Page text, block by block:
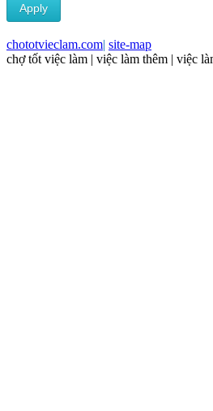
chototvieclam.com| site-map
chợ tốt việc làm | việc làm thêm | việc